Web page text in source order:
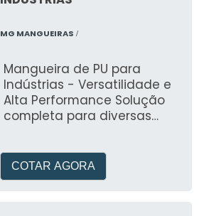
MG MANGUEIRAS /
Mangueira de PU para
Indústrias - Versatilidade e
Alta Performance Solução
completa para diversas
Mangueiras, oferece
temperatura de trabalho de
COTAR AGORA